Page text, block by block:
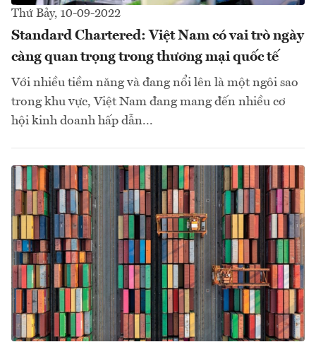
Thứ Bảy, 10-09-2022
Standard Chartered: Việt Nam có vai trò ngày
càng quan trọng trong thương mại quốc tế
Với nhiều tiềm năng và đang nổi lên là một ngôi sao
trong khu vực, Việt Nam đang mang đến nhiều cơ
hội kinh doanh hấp dẫn...